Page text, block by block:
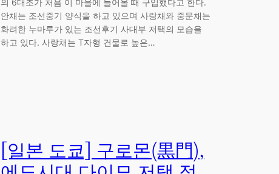
의 6대조가 처음 이 마을에 들어올 때 구입했다고 한다.
안채는 조선중기 양식을 하고 있으며 사랑채와 중문채는
화려한 누마루가 있는 조선후기 사대부 저택의 모습을
하고 있다. 사랑채는 T자형 건물로 높은…
[일본 도쿄] 구로몬(黒門),